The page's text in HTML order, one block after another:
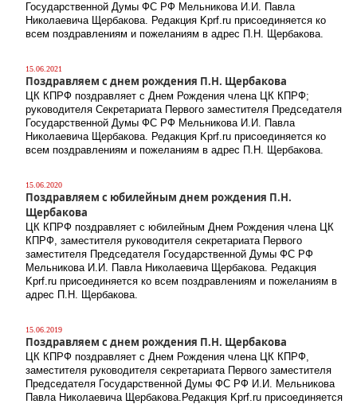
Государственной Думы ФС РФ Мельникова И.И. Павла
Николаевича Щербакова. Редакция Kprf.ru присоединяется ко
всем поздравлениям и пожеланиям в адрес П.Н. Щербакова.
15.06.2021
Поздравляем с днем рождения П.Н. Щербакова
ЦК КПРФ поздравляет с Днем Рождения члена ЦК КПРФ;
руководителя Секретариата Первого заместителя Председателя
Государственной Думы ФС РФ Мельникова И.И. Павла
Николаевича Щербакова. Редакция Kprf.ru присоединяется ко
всем поздравлениям и пожеланиям в адрес П.Н. Щербакова.
15.06.2020
Поздравляем с юбилейным днем рождения П.Н.
Щербакова
ЦК КПРФ поздравляет с юбилейным Днем Рождения члена ЦК
КПРФ, заместителя руководителя секретариата Первого
заместителя Председателя Государственной Думы ФС РФ
Мельникова И.И. Павла Николаевича Щербакова. Редакция
Kprf.ru присоединяется ко всем поздравлениям и пожеланиям в
адрес П.Н. Щербакова.
15.06.2019
Поздравляем с днем рождения П.Н. Щербакова
ЦК КПРФ поздравляет с Днем Рождения члена ЦК КПРФ,
заместителя руководителя секретариата Первого заместителя
Председателя Государственной Думы ФС РФ И.И. Мельникова
Павла Николаевича Щербакова.Редакция Kprf.ru присоединяется